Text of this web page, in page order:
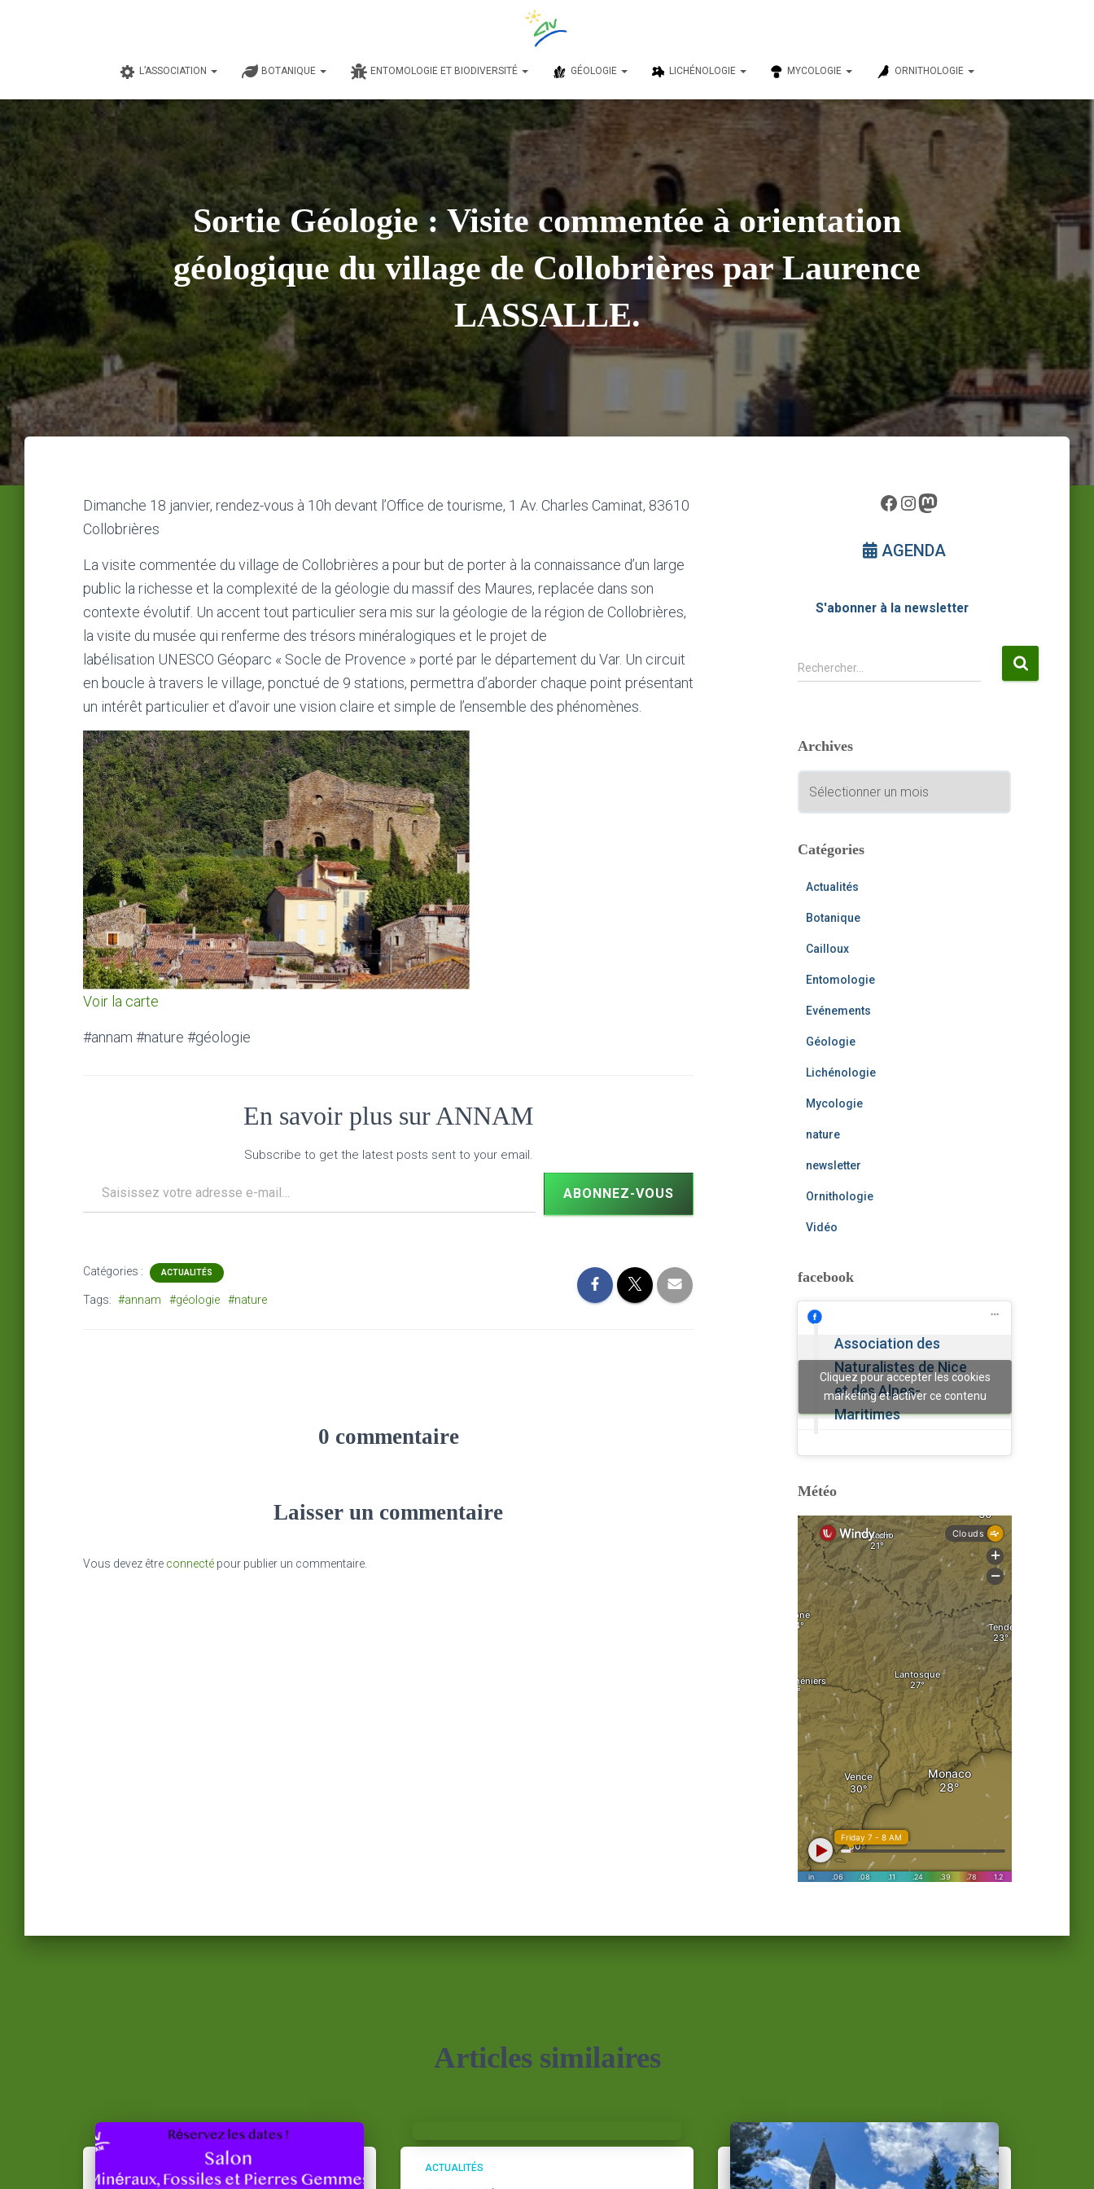
L’ASSOCIATION BOTANIQUE ENTOMOLOGIE ET BIODIVERSITÉ GÉOLOGIE LICHÉNOLOGIE MYCOLOGIE ORNITHOLOGIE
Sortie Géologie : Visite commentée à orientation
géologique du village de Collobrières par Laurence
LASSALLE.
Dimanche 18 janvier, rendez-vous à 10h devant l’Office de tourisme, 1 Av. Charles Caminat, 83610
Collobrières
La visite commentée du village de Collobrières a pour but de porter à la connaissance d’un large
public la richesse et la complexité de la géologie du massif des Maures, replacée dans son
contexte évolutif. Un accent tout particulier sera mis sur la géologie de la région de Collobrières,
la visite du musée qui renferme des trésors minéralogiques et le projet de
labélisation UNESCO Géoparc « Socle de Provence » porté par le département du Var. Un circuit
en boucle à travers le village, ponctué de 9 stations, permettra d’aborder chaque point présentant
un intérêt particulier et d’avoir une vision claire et simple de l’ensemble des phénomènes.
Voir la carte
#annam #nature #géologie
En savoir plus sur ANNAM
Subscribe to get the latest posts sent to your email.
ABONNEZ-VOUS
Catégories : ACTUALITÉS
Tags: #annam #géologie #nature
0 commentaire
Laisser un commentaire
Vous devez être connecté pour publier un commentaire.
Facebook InstagramMastodon
AGENDA
S'abonner à la newsletter
R
r
r
:
Rechercher…
Archives
c
iCatégories
Actualités
Botanique
Cailloux
Entomologie
Evénements
Géologie
Lichénologie
Mycologie
nature
newsletter
Ornithologie
Vidéo
facebook
Association des
Naturalistes de Nice
et des Alpes-
Maritimes
Cliquez pour accepter les cookies
marketing et activer ce contenu
Météo
Articles similaires
ACTUALITÉS